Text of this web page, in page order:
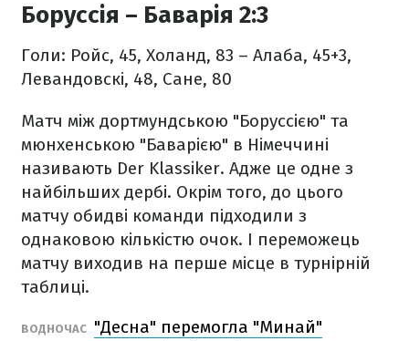
Боруссія – Баварія 2:3
Голи: Ройс, 45, Холанд, 83 – Алаба, 45+3,
Левандовскі, 48, Сане, 80
Матч між дортмундською "Боруссією" та
мюнхенською "Баварією" в Німеччині
називають Der Klassiker. Адже це одне з
найбільших дербі. Окрім того, до цього
матчу обидві команди підходили з
однаковою кількістю очок. І переможець
матчу виходив на перше місце в турнірній
таблиці.
ВОДНОЧАС "Десна" перемогла "Минай"